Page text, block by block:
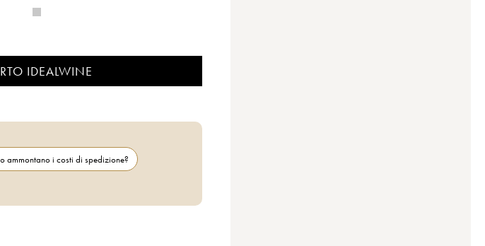
IDEALWINE
ammontano i costi di spedizione?